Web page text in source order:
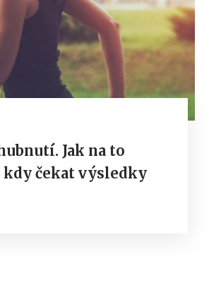
Jak na to
kdy čekat výsledky